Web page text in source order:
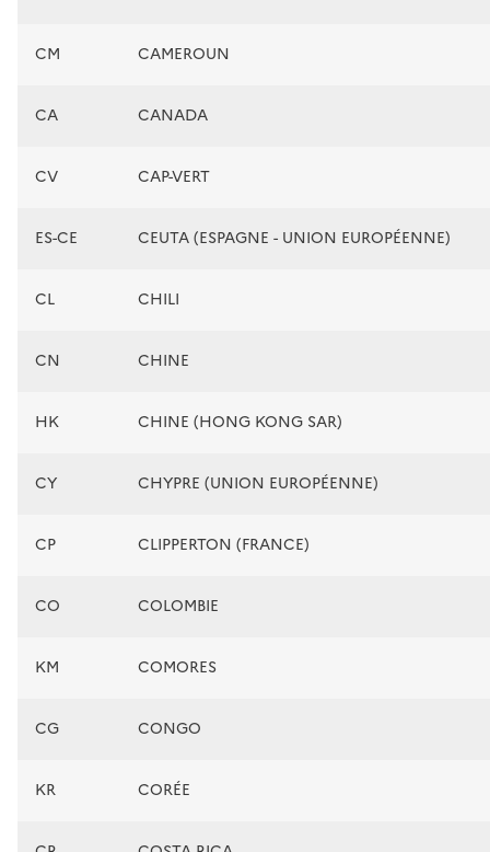
CM CAMEROUN
CA CANADA
CV CAP-VERT
ES-CE CEUTA (ESPAGNE - UNION EUROPÉENNE)
CL CHILI
CN CHINE
HK CHINE (HONG KONG SAR)
CY CHYPRE (UNION EUROPÉENNE)
CP CLIPPERTON (FRANCE)
CO COLOMBIE
KM COMORES
CG CONGO
KR CORÉE